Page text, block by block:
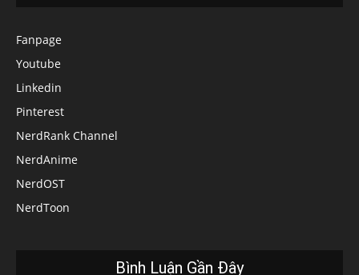
Fanpage
Youtube
Linkedin
Pinterest
NerdRank Channel
NerdAnime
NerdOST
NerdToon
Bình Luận Gần Đây